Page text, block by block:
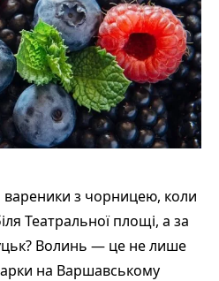
з чорницею, коли
Театральної площі, а за
Волинь — це не лише
на Варшавському